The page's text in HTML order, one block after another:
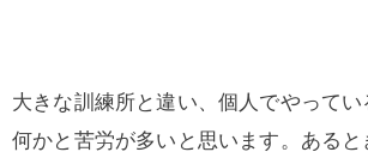
大きな訓練所と違い、個人でやって
何かと苦労が多いと思います。ある